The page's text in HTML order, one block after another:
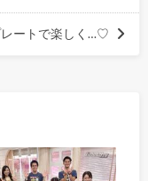
ートで楽しく…♡